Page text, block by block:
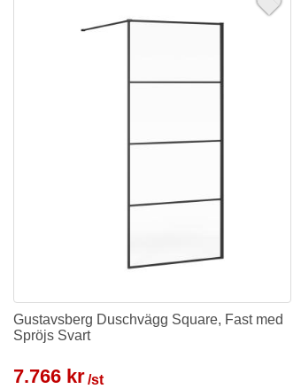
Gustavsberg Duschvägg Square, Fast med
Spröjs Svart
7.766 kr/st